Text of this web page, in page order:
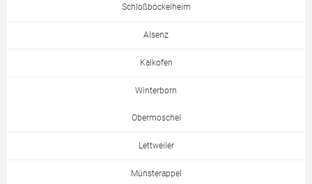
Schloßböckelheim
Alsenz
Kalkofen
Winterborn
Obermoschel
Lettweiler
Münsterappel